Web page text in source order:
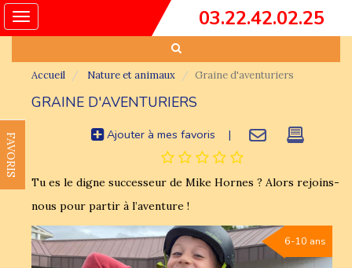
03.22.42.02.25
Toggle
navigation
FAVORIS
Accueil Nature et animaux Graine d'aventuriers
GRAINE D'AVENTURIERS
Ajouter à mes favoris |
Tu es le digne successeur de Mike Hornes ? Alors rejoins-
nous pour partir à l’aventure !
6-10 ans